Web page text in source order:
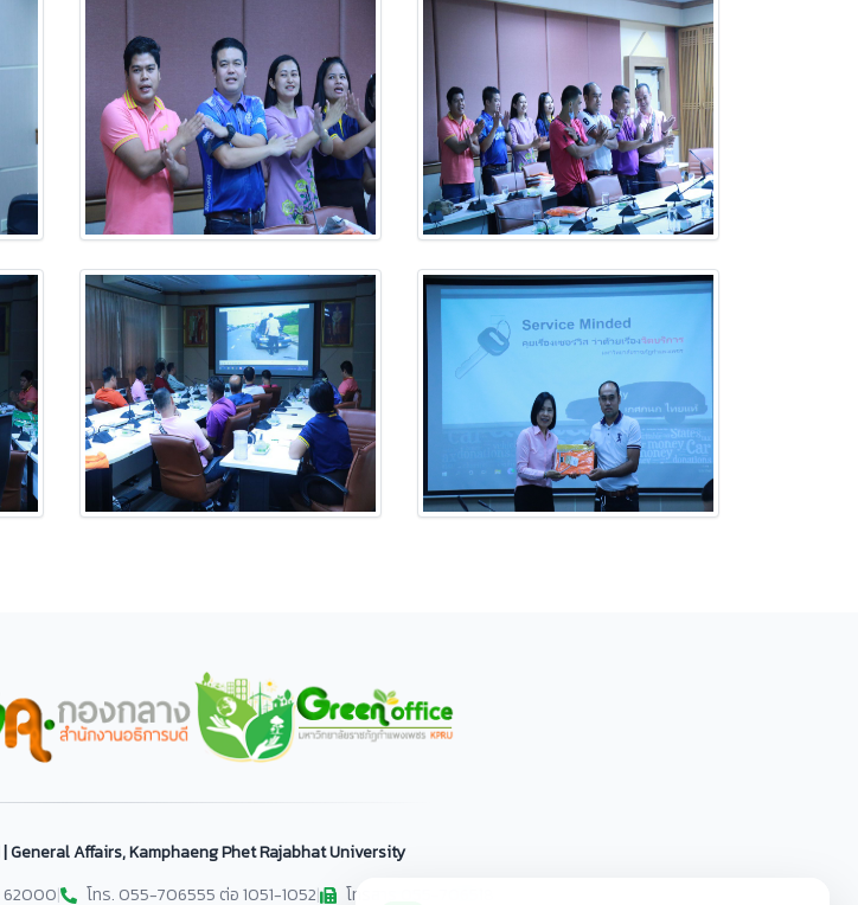
General Affairs, Kamphaeng Phet Rajabhat University
62000| โทร. 055-706555 ต่อ 1051-1052| โทรสาร 055-706518